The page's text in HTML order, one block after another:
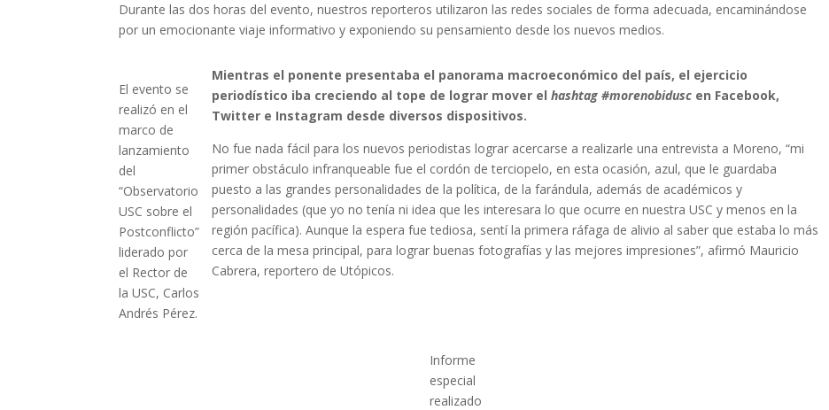
Durante las dos horas del evento, nuestros reporteros utilizaron las redes sociales de forma adecuada, encaminándose
por un emocionante viaje informativo y exponiendo su pensamiento desde los nuevos medios.
El evento se
realizó en el
marco de
lanzamiento
del
“Observatorio
USC sobre el
Postconflicto”
liderado por
el Rector de
la USC, Carlos
Andrés Pérez.
Mientras el ponente presentaba el panorama macroeconómico del país, el ejercicio
periodístico iba creciendo al tope de lograr mover elhashtag #morenobidusc en Facebook,
Twitter e Instagram desde diversos dispositivos.
No fue nada fácil para los nuevos periodistas lograr acercarse a realizarle una entrevista a Moreno, “mi
primer obstáculo infranqueable fue el cordón de terciopelo, en esta ocasión, azul, que le guardaba
puesto a las grandes personalidades de la política, de la farándula, además de académicos y
personalidades (que yo no tenía ni idea que les interesara lo que ocurre en nuestra USC y menos en la
región pacífica). Aunque la espera fue tediosa, sentí la primera ráfaga de alivio al saber que estaba lo más
cerca de la mesa principal, para lograr buenas fotografías y las mejores impresiones”, afirmó Mauricio
Cabrera, reportero de Utópicos.
Informe
especial
realizado